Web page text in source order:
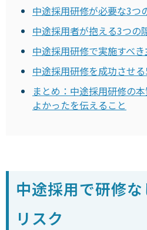
中途採用研修が必要な3つ
中途採用者が抱える3つの
中途採用研修で実施すべ
中途採用研修を成功させ
まとめ：中途採用研修の
よかったを伝えること
中途採用で研修
リスク